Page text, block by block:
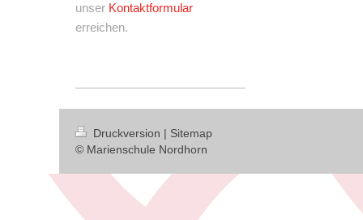
unser Kontaktformular
erreichen.
Druckversion | Sitemap
© Marienschule Nordhorn